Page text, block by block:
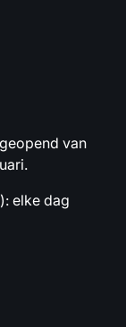
van
elke dag